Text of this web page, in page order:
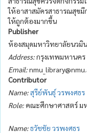
ให้อาสาสมัครสาธารณสุข
ให้ถูกต้องมากขึ้น
Publisher
ห้องสมุดมหาวิทยาลัยนวมิ
Address:กรุงเทพมหานคร
Email:
Contributor
Name:สุรีย์พันธุ์ วรพงศธร
Role: คณะศึกษาศาสตร์ ม
Name:ธวัชชัย วรพงศธร